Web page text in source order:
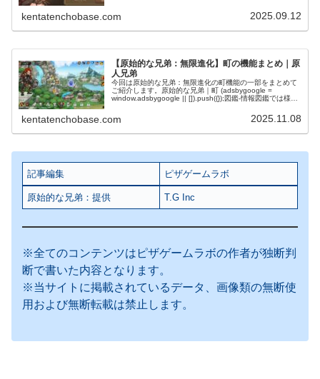
kentatenchobase.com 2025.09.12
【原始的な兄弟：無限進化】町の機能まとめ｜原
人兄弟
今回は原始的な兄弟：無限進化の町機能の一部をまとめて
ご紹介します。原始的な兄弟｜町 (adsbygoogle =
window.adsbygoogle || []).push({});図鑑-情報図鑑では様々
kentatenchobase.com 2025.11.08
記事編集 ピザゲームラボ
原始的な兄弟：提供 T.G Inc
※全てのコンテンツはピザゲームラボの作者が独断判
断で書いた内容となります。
※当サイトに掲載されているデータ、画像類の無断使
用および無断転載は禁止します。